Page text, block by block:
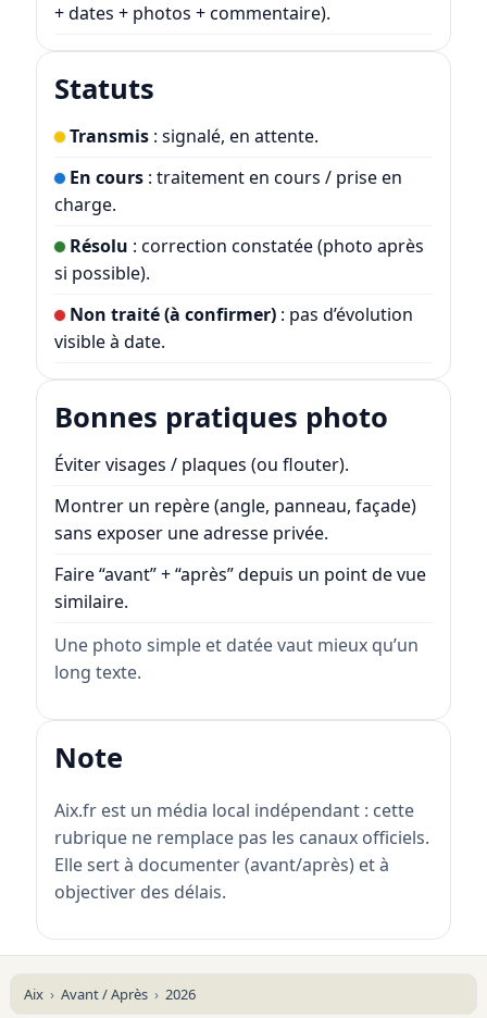
+ dates + photos + commentaire).
Statuts
Transmis: signalé, en attente.
En cours: traitement en cours / prise en
charge.
Résolu : correction constatée (photo après
si possible).
Non traité (à confirmer): pas d’évolution
visible à date.
Bonnes pratiques photo
Éviter visages / plaques (ou flouter).
Montrer un repère (angle, panneau, façade)
sans exposer une adresse privée.
Faire “avant” + “après” depuis un point de vue
similaire.
Une photo simple et datée vaut mieux qu’un
long texte.
Note
Aix.fr est un média local indépendant : cette
rubrique ne remplace pas les canaux officiels.
Elle sert à documenter (avant/après) et à
objectiver des délais.
Aix Avant / Après 2026